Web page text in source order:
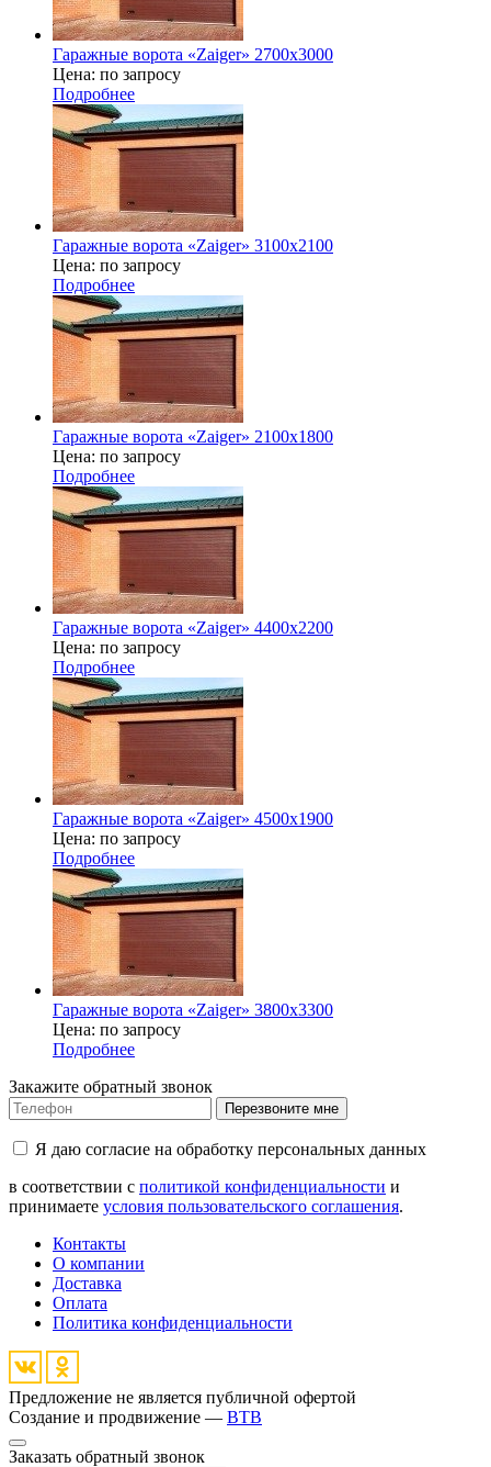
Гаражные ворота «Zaiger» 2700x3000
Цена: по запросу
Подробнее
Гаражные ворота «Zaiger» 3100х2100
Цена: по запросу
Подробнее
Гаражные ворота «Zaiger» 2100х1800
Цена: по запросу
Подробнее
Гаражные ворота «Zaiger» 4400х2200
Цена: по запросу
Подробнее
Гаражные ворота «Zaiger» 4500х1900
Цена: по запросу
Подробнее
Гаражные ворота «Zaiger» 3800x3300
Цена: по запросу
Подробнее
Закажите обратный звонок
Перезвоните мне
Я даю согласие на обработку персональных данных
в соответствии с политикой конфиденциальности и
принимаете условия пользовательского соглашения.
Контакты
О компании
Доставка
Оплата
Политика конфиденциальности
Предложение не является публичной офертой
Создание и продвижение — BTB
Заказать обратный звонок